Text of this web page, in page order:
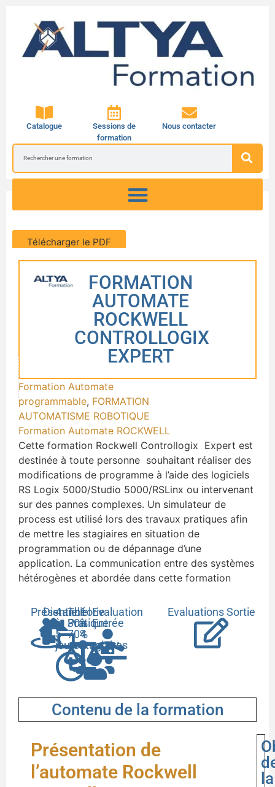
Catalogue
Sessions de
formation
Nous contacter
Télécharger le PDF
FORMATION
AUTOMATE
ROCKWELL
CONTROLLOGIX
EXPERT
Formation Automate
programmable, FORMATION
AUTOMATISME ROBOTIQUE
Formation Automate ROCKWELL
Cette formation Rockwell Controllogix Expert est
destinée à toute personne souhaitant réaliser des
modifications de programme à l’aide des logiciels
RS Logix 5000/Studio 5000/RSLinx ou intervenant
sur des pannes complexes. Un simulateur de
process est utilisé lors des travaux pratiques afin
de mettre les stagiaires en situation de
programmation ou de dépannage d’une
application. La communication entre des systèmes
hétérogènes et abordée dans cette formation
Présentiel
Distanciel
4
à
5
jours
Théorie
30%
Pratique
70%
1
à
4
stagiaires
Evaluation
Entrée
Evaluations Sortie
Contenu de la formation
Présentation de
l’automate Rockwell
la